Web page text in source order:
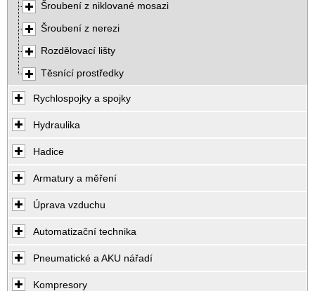
Šroubení z niklované mosazi
Šroubení z nerezi
Rozdělovací lišty
Těsnící prostředky
Rychlospojky a spojky
Hydraulika
Hadice
Armatury a měření
Úprava vzduchu
Automatizační technika
Pneumatické a AKU nářadí
Kompresory